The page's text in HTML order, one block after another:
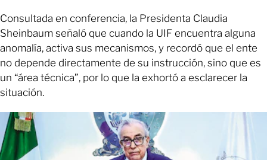
Consultada en conferencia, la Presidenta Claudia
Sheinbaum señaló que cuando la UIF encuentra alguna
anomalía, activa sus mecanismos, y recordó que el ente
no depende directamente de su instrucción, sino que es
un “área técnica”, por lo que la exhortó a esclarecer la
situación.